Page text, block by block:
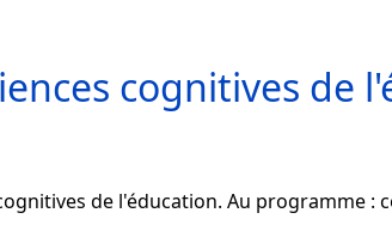
cognitives de
de l'éducation. Au programme :